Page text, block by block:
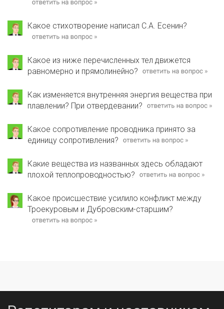
Какое стихотворение написал С.А. Есенин?
Какое из ниже перечисленных тел движется
равномерно и прямолинейно?
Как изменяется внутренняя энергия вещества при
плавлении? При отвердевании?
Какое сопротивление проводника принято за
единицу сопротивления?
Какие вещества из названных здесь обладают
плохой теплопроводностью?
Какое происшествие усилило конфликт между
Троекуровым и Дубровским-старшим?